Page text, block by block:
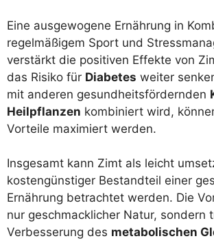
Eine ausgewogene Ernährung in
regelmäßigem Sport und
verstärkt die positiven Effekte von
das Risiko für Diabetes weiter
mit anderen gesundheitsfördernden
Heilpflanzen kombiniert wird,
Vorteile maximiert werden.
Insgesamt kann Zimt als leicht
kostengünstiger Bestandteil einer
Ernährung betrachtet werden. Die
nur geschmacklicher Natur, sondern
Verbesserung des metabolischen